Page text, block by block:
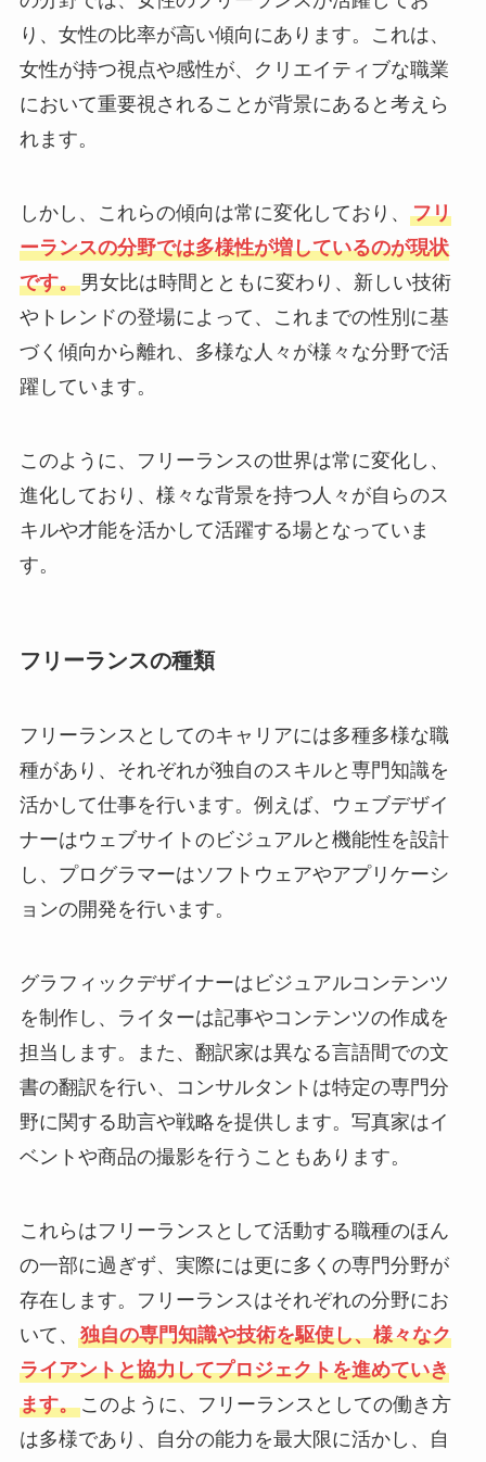
り、女性の比率が高い傾向にあります。これは、
女性が持つ視点や感性が、クリエイティブな職業
において重要視されることが背景にあると考えら
れます。
しかし、これらの傾向は常に変化しており、 フリ
ーランスの分野では多様性が増しているのが現状
です。男女比は時間とともに変わり、新しい技術
やトレンドの登場によって、これまでの性別に基
づく傾向から離れ、多様な人々が様々な分野で活
躍しています。
このように、フリーランスの世界は常に変化し、
進化しており、様々な背景を持つ人々が自らのス
キルや才能を活かして活躍する場となっていま
す。
フリーランスの種類
フリーランスとしてのキャリアには多種多様な職
種があり、それぞれが独自のスキルと専門知識を
活かして仕事を行います。例えば、ウェブデザイ
ナーはウェブサイトのビジュアルと機能性を設計
し、プログラマーはソフトウェアやアプリケーシ
ョンの開発を行います。
グラフィックデザイナーはビジュアルコンテンツ
を制作し、ライターは記事やコンテンツの作成を
担当します。また、翻訳家は異なる言語間での文
書の翻訳を行い、コンサルタントは特定の専門分
野に関する助言や戦略を提供します。写真家はイ
ベントや商品の撮影を行うこともあります。
これらはフリーランスとして活動する職種のほん
の一部に過ぎず、実際には更に多くの専門分野が
存在します。フリーランスはそれぞれの分野にお
いて、 独自の専門知識や技術を駆使し、様々なク
ライアントと協力してプロジェクトを進めていき
ます。このように、フリーランスとしての働き方
は多様であり、自分の能力を最大限に活かし、自